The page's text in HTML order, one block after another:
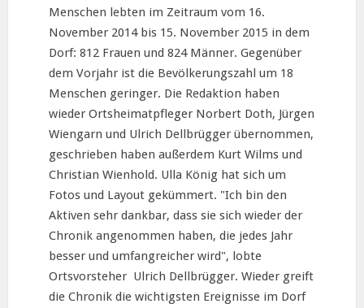
Menschen lebten im Zeitraum vom 16.
November 2014 bis 15. November 2015 in dem
Dorf: 812 Frauen und 824 Männer. Gegenüber
dem Vorjahr ist die Bevölkerungszahl um 18
Menschen geringer. Die Redaktion haben
wieder Ortsheimatpfleger Norbert Doth, Jürgen
Wiengarn und Ulrich Dellbrügger übernommen,
geschrieben haben außerdem Kurt Wilms und
Christian Wienhold. Ulla König hat sich um
Fotos und Layout gekümmert. "Ich bin den
Aktiven sehr dankbar, dass sie sich wieder der
Chronik angenommen haben, die jedes Jahr
besser und umfangreicher wird", lobte
Ortsvorsteher Ulrich Dellbrügger. Wieder greift
die Chronik die wichtigsten Ereignisse im Dorf